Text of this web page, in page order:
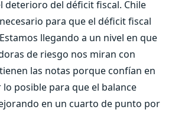
deterioro del déficit fiscal. Chile
para que el déficit fiscal
llegando a un nivel en que
de riesgo nos miran con
las notas porque confían en
posible para que el balance
en un cuarto de punto por